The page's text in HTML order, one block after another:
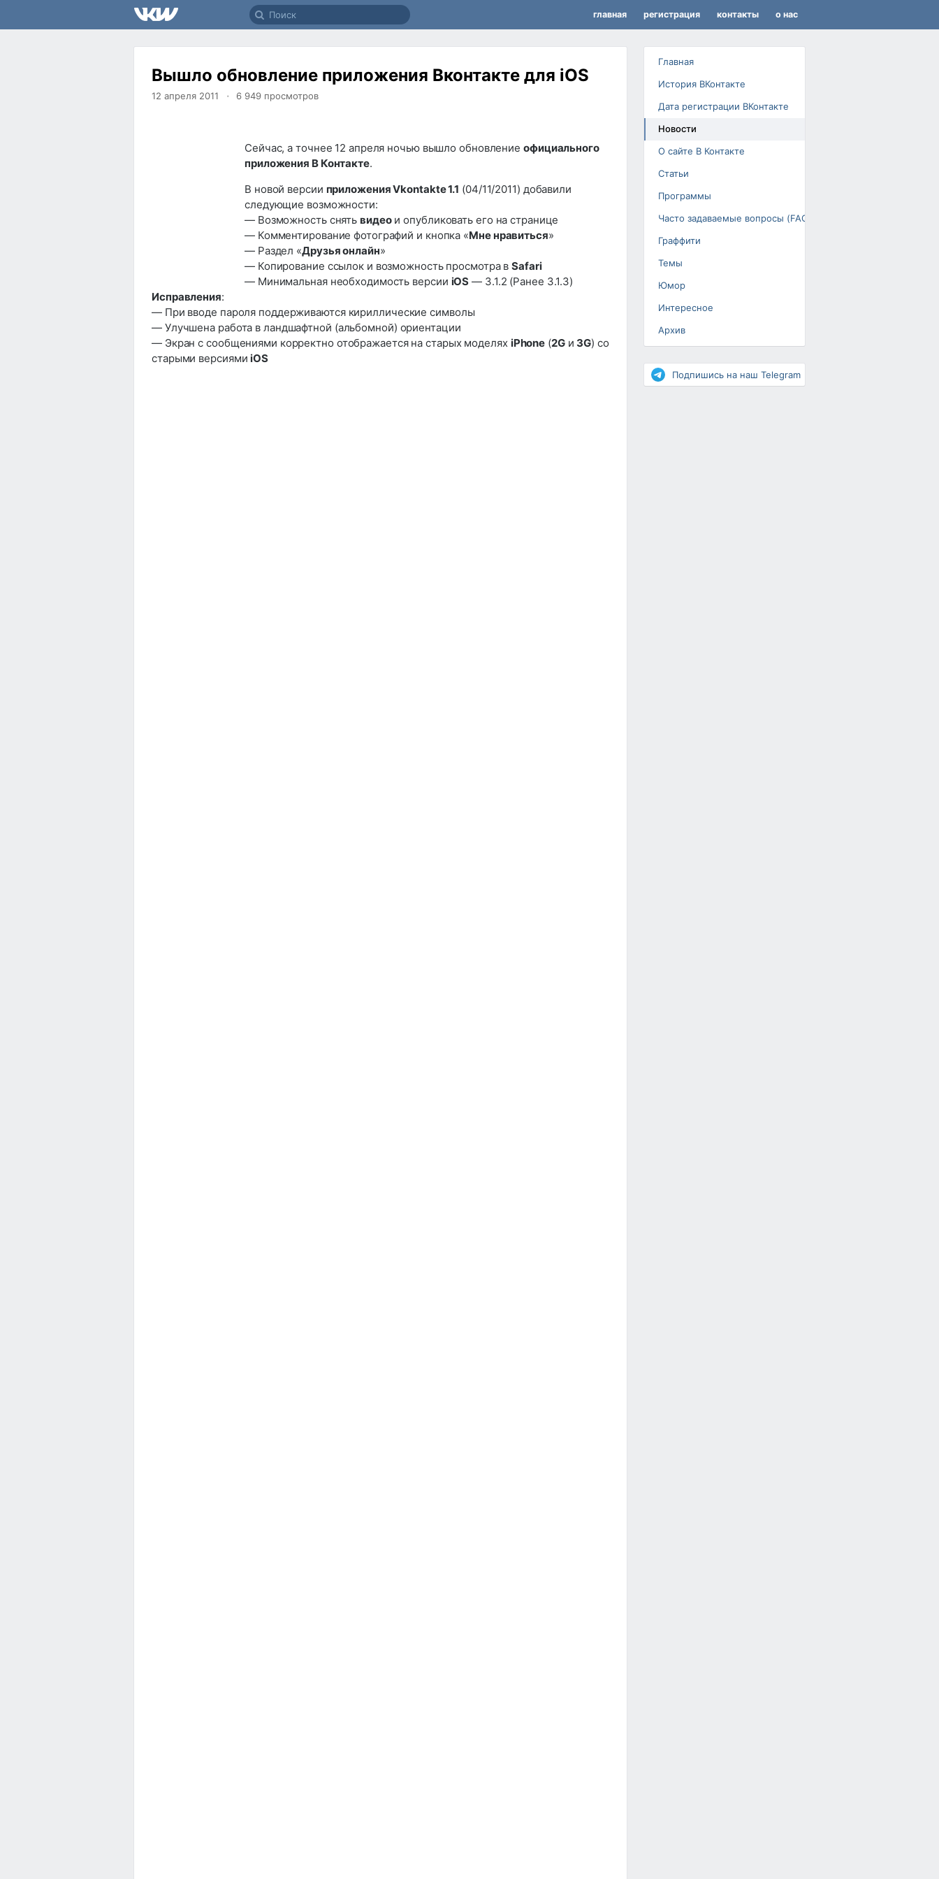
главная регистрация контакты о нас
Главная
История ВКонтакте
Дата регистрации ВКонтакте
Новости
О сайте В Контакте
Статьи
Программы
Часто задаваемые вопросы (FAQ)
Граффити
Темы
Юмор
Интересное
Архив
Повышение рейтинга
Подпишись на наш Telegram
Вышло обновление приложения Вконтакте для iOS
12 апреля 2011 6 949 просмотров
Сейчас, а точнее 12 апреля ночью вышло обновление официального
приложения В Контакте.
В новой версии приложения Vkontakte 1.1 (04/11/2011) добавили
следующие возможности:
— Возможность снять видеои опубликовать его на странице
— Комментирование фотографий и кнопка «Мне нравиться»
— Раздел «Друзья онлайн»
— Копирование ссылок и возможность просмотра вSafari
— Минимальная необходимость версии iOS — 3.1.2 (Ранее 3.1.3)
Исправления:
— При вводе пароля поддерживаются кириллические символы
— Улучшена работа в ландшафтной (альбомной) ориентации
— Экран с сообщениями корректно отображается на старых моделях iPhone (2Gи 3G) со
старыми версиями iOS